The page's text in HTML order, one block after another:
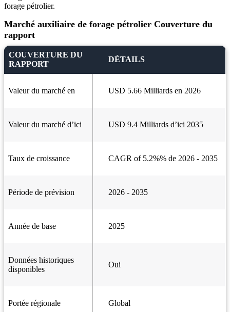
forage pétrolier.
Marché auxiliaire de forage pétrolier Couverture du
rapport
COUVERTURE DU
RAPPORT
DÉTAILS
Valeur du marché en USD 5.66 Milliards en 2026
Valeur du marché d’ici USD 9.4 Milliards d’ici 2035
Taux de croissance CAGR of 5.2%% de 2026 - 2035
Période de prévision 2026 - 2035
Année de base 2025
Données historiques
disponibles
Oui
Portée régionale Global